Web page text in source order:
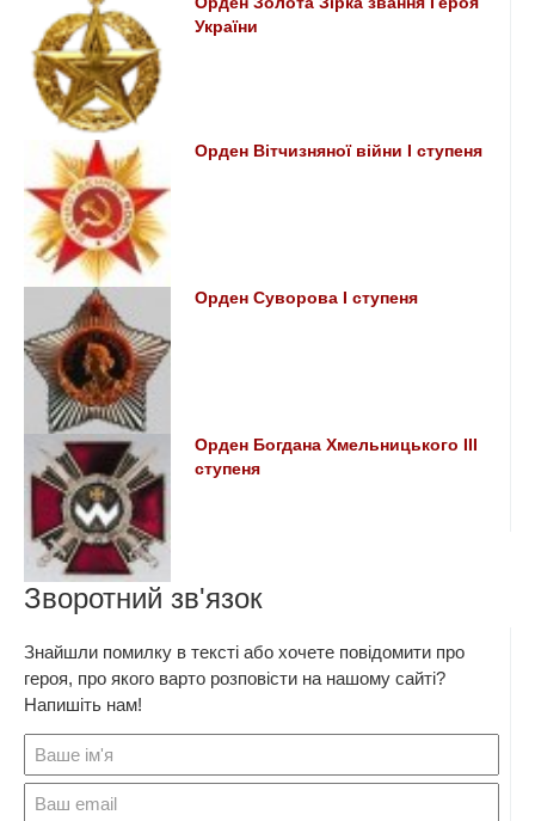
України
Орден Вітчизняної війни І ступеня
Орден Суворова I ступеня
Орден Богдана Хмельницького III
ступеня
Зворотний зв'язок
Знайшли помилку в тексті або хочете повідомити про
героя, про якого варто розповісти на нашому сайті?
Напишіть нам!